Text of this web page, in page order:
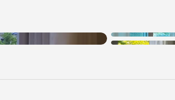
다시 시도해 주세요.